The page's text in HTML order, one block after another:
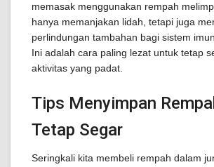
memasak menggunakan rempah
hanya memanjakan lidah, tetapi juga
perlindungan tambahan bagi sistem
Ini adalah cara paling lezat untuk tetap
aktivitas yang padat.
Tips Menyimpan
Tetap Segar
Seringkali kita membeli rempah dalam